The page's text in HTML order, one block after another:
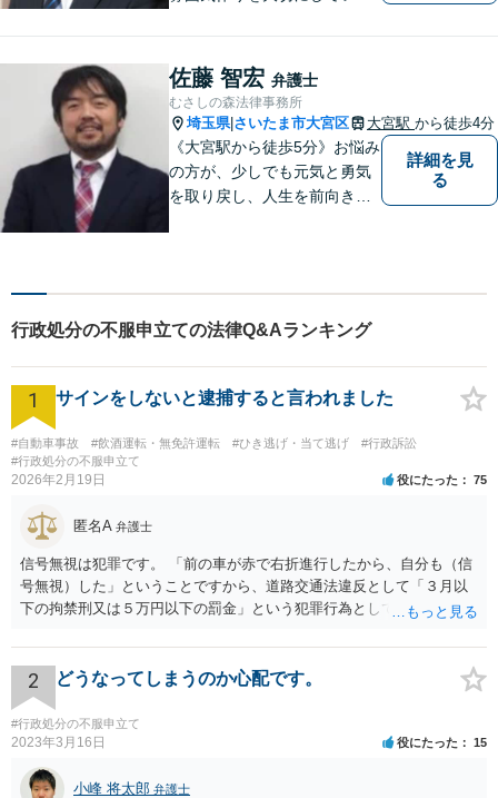
さるかどうかは、アドバイス
をお聞きになってからの判断
で構いませんので、トラブル
でお困りの方は一人で悩ま
ず、一度お気軽にご相談下さ
い。
佐藤 智宏 弁護士
むさしの森法律事務所
埼玉県| さいたま市大宮区 大宮駅 から徒歩4分
《大宮駅から徒歩5分》お悩み
の方が、少しでも元気と勇気
を取り戻し、人生を前向きに
詳細を見
る
行政処分の不服申立ての法律Q&Aランキング
1 サインをしないと逮捕すると言われました
#自動車事故 #飲酒運転・無免許運転 #ひき逃げ・当て逃げ
#行政訴訟
#行政処分の不服申立て
2026年2月19日 役にたった 75
匿名A 弁護士
信号無視は犯罪です。 「前の車が赤で右折進行したから、自分も（信
号無視）した」ということですから、道路交通法違反として「３月以
下の拘禁刑又は５万円以下の罰金」という犯罪行為として処罰される
ようとしまいと現行犯逮捕できるわけです。 そこを、「サインをしな
いと逮捕する」というのは、「現行犯逮捕して刑事処分（罰金でも前
科になる）にできるが、認めてサインすれば反則処理（何千円程度の
反則金があっても前科にならない）ですませてあげる」という意味で
す。 あなたはこの警察官を非難するのではなく、感謝すべきというこ
とです。 警察官の「こんな事を言うのだったら免許証返した方がい
い」との発言ですが、実際「前の車が赤で右折進行したから、自分も
2 どうなってしまうのか心配です。
#行政処分の不服申立て
2023年3月16日 役にたった 15
小峰 将太郎 弁護士